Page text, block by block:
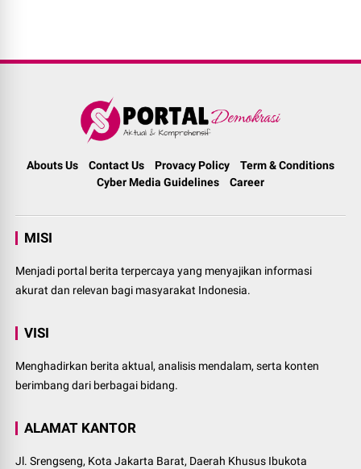
Abouts Us Contact Us Provacy Policy
Term & Conditions
Cyber Media Guidelines
Career
MISI
Menjadi portal berita terpercaya yang menyajikan informasi
akurat dan relevan bagi masyarakat Indonesia.
VISI
Menghadirkan berita aktual, analisis mendalam, serta konten
berimbang dari berbagai bidang.
ALAMAT KANTOR
Jl. Srengseng, Kota Jakarta Barat, Daerah Khusus Ibukota